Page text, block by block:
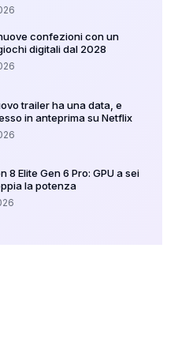
confezioni con un
digitali dal 2028
trailer ha una data, e
in anteprima su Netflix
8 Elite Gen 6 Pro: GPU a sei
la potenza